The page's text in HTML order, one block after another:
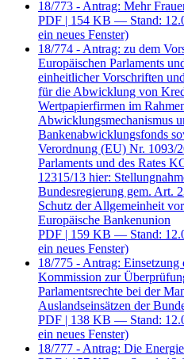
18/773 - Antrag: Mehr
PDF | 154 KB — Stand:
ein neues Fenster)
18/774 - Antrag: zu dem
Europäischen Parlaments
einheitlicher Vorschriften
für die Abwicklung von
Wertpapierfirmen im
Abwicklungsmechanismus
Bankenabwicklungsfonds
Verordnung (EU) Nr. 1093/
Parlaments und des Rates
12315/13 hier:
Bundesregierung gem. Art.
Schutz der Allgemeinheit
Europäische Bankenunion
PDF | 159 KB — Stand:
ein neues Fenster)
18/775 - Antrag: Einsetzung
Kommission zur
Parlamentsrechte bei der
Auslandseinsätzen der
PDF | 138 KB — Stand:
ein neues Fenster)
18/777 - Antrag: Die